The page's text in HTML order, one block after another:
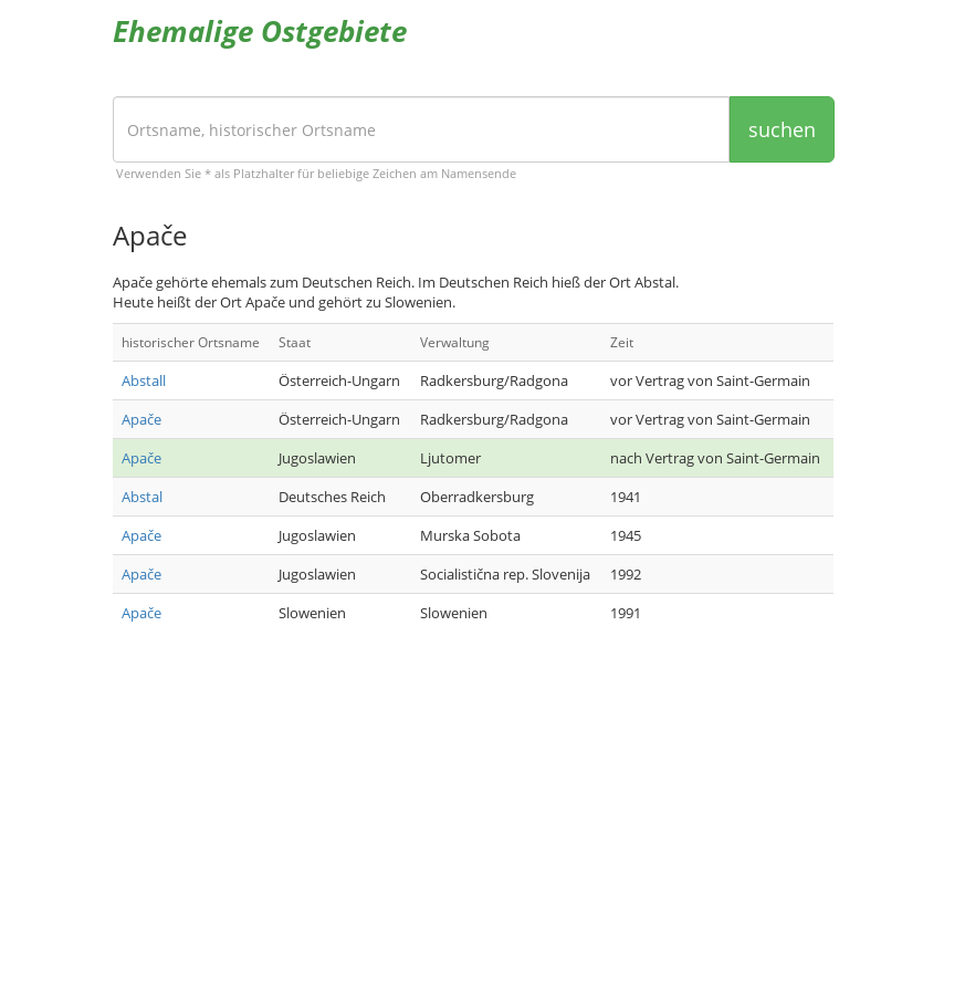
Ehemalige Ostgebiete
suchen
Verwenden Sie * als Platzhalter für beliebige Zeichen am Namensende
Apače
Apače gehörte ehemals zum Deutschen Reich. Im Deutschen Reich hieß der Ort Abstal.
Heute heißt der Ort Apače und gehört zu Slowenien.
historischer Ortsname Staat Verwaltung Zeit
Abstall Österreich-Ungarn Radkersburg/Radgona
vor Vertrag von Saint-Germain
Apače
Österreich-Ungarn Radkersburg/Radgona
vor Vertrag von Saint-Germain
Apače
Jugoslawien Ljutomer
nach Vertrag von Saint-Germain
Abstal
Deutsches Reich Oberradkersburg
1941
Apače
Jugoslawien Murska Sobota
1945
Apače
Jugoslawien Socialistična rep. Slovenija
1992
Apače
Slowenien Slowenien 1991